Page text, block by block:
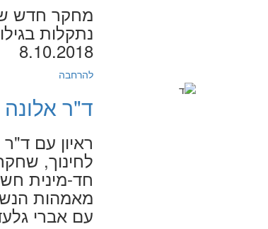
מחקר חדש
נתקלות
8.10.2018
להרחבה
ד"ר
ראיון עם
לחינוך,
חד-מינית
מאמהות
עם אברי גלעד